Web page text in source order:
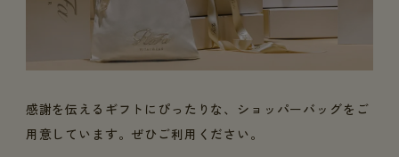
感謝を伝えるギフトにぴったりな、ショッパーバッグをご
用意しています。ぜひご利用ください。